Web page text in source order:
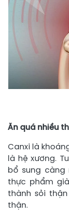
Ăn quá nhiều
Canxi là
là hệ xương.
bổ sung càng
thực phẩm
thành sỏi
thận.